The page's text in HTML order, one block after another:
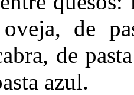
de
de
azul.